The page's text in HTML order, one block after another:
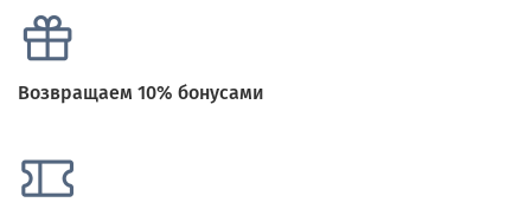
Возвращаем 10% бонусами